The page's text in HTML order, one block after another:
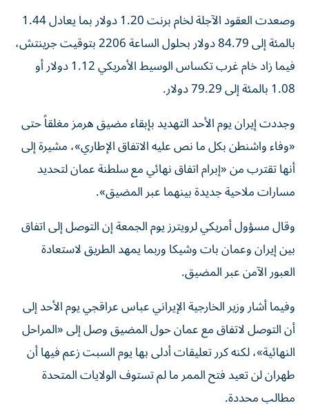
وصعدت ⁠العقود الآجلة لخام برنت 1.20 دولار بما ​يعادل ‌1.44
بالمئة ‌إلى 84.79 دولار بحلول الساعة 2206 ‌بتوقيت جرينتش،
1.08 بالمئة إلى 79.29 دولار.
وجددت إيران يوم الأحد التهديد بإبقاء مضيق هرمز مغلقاً حتى
«وفاء واشنطن بكل ما نص عليه الاتفاق الإطاري»، مشيرة إلى
أنها ‌تقترب من «إبرام اتفاق نهائي مع سلطنة عمان لتحديد
مسارات ملاحية جديدة بينهما عبر المضيق».
وقال مسؤول أمريكي لرويترز يوم الجمعة إن التوصل إلى اتفاق
‌بين إيران وعمان بات وشيكا وربما يمهد الطريق لاستعادة
‌العبور الآمن عبر المضيق.
وفيما أشار وزير الخارجية الإيراني عباس عراقجي يوم الأحد إلى
أن التوصل لاتفاق مع عمان حول المضيق وصل إلى «المراحل
النهائية»، لكنه كرر تعليقات أدلى بها يوم السبت زعم فيها أن
‌طهران لن تعيد فتح الممر ما لم تستوف الولايات المتحدة
مطالب محددة.